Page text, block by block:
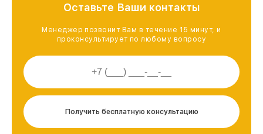
Оставьте Ваши контакты
Менеджер позвонит Вам в течение 15 минут, и
проконсультирует по любому вопросу
Получить бесплатную консультацию